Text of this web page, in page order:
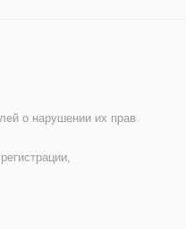
о нарушении их прав